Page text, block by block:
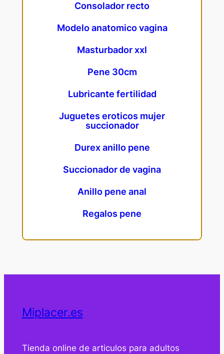
Consolador recto
Modelo anatomico vagina
Masturbador xxl
Pene 30cm
Lubricante fertilidad
Juguetes eroticos mujer
succionador
Durex anillo pene
Succionador de vagina
Anillo pene anal
Regalos pene
Miplacer.es
Tienda online de articulos para adultos